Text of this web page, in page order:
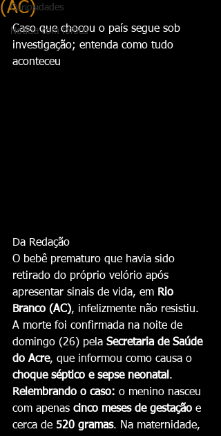
Curiosidades
Notícia com fofoca
(AC)
Caso que chocou o país segue sob
investigação; entenda como tudo
aconteceu
Da Redação
O bebê prematuro que havia sido
retirado do próprio velório após
apresentar sinais de vida, em Rio
Branco (AC), infelizmente não resistiu.
A morte foi confirmada na noite de
domingo (26) pela Secretaria de Saúde
do Acre, que informou como causa o
choque séptico e sepse neonatal .
Relembrando o caso: o menino nasceu
com apenas cinco meses de gestação e
cerca de 520 gramas. Na maternidade,